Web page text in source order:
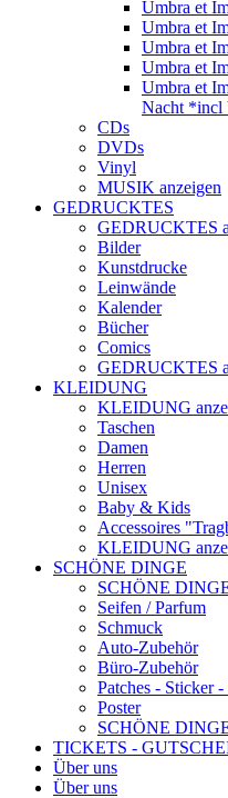
Umbra et
Umbra et
Umbra et
Umbra et
Umbra et
Nacht *incl
CDs
DVDs
Vinyl
MUSIK anzeigen
GEDRUCKTES
GEDRUCKTES
Bilder
Kunstdrucke
Leinwände
Kalender
Bücher
Comics
GEDRUCKTES
KLEIDUNG
KLEIDUNG
Taschen
Damen
Herren
Unisex
Baby & Kids
Accessoires
KLEIDUNG
SCHÖNE DINGE
SCHÖNE
Seifen / Parfum
Schmuck
Auto-Zubehör
Büro-Zubehör
Patches - Sticker
Poster
SCHÖNE
TICKETS -
Über uns
Über uns